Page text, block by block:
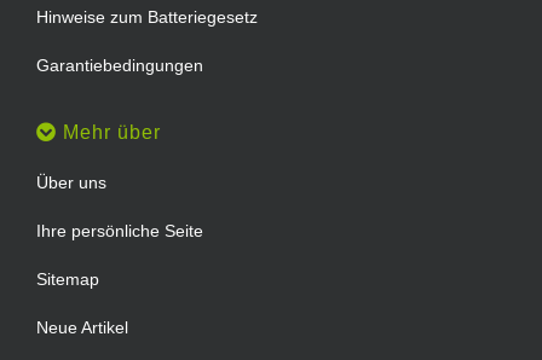
Hinweise zum Batteriegesetz
Garantiebedingungen
Mehr über
Über uns
Ihre persönliche Seite
Sitemap
Neue Artikel